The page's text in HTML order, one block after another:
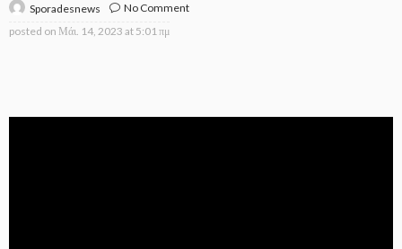
Sporadesnews
No Comment
posted on Μάι. 14, 2023 at 5:01 πμ